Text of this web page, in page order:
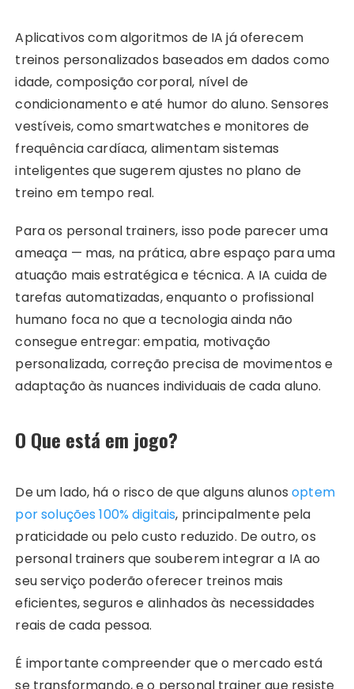
Aplicativos com algoritmos de IA já oferecem
treinos personalizados baseados em dados como
idade, composição corporal, nível de
condicionamento e até humor do aluno. Sensores
vestíveis, como smartwatches e monitores de
frequência cardíaca, alimentam sistemas
inteligentes que sugerem ajustes no plano de
treino em tempo real.
Para os personal trainers, isso pode parecer uma
ameaça — mas, na prática, abre espaço para uma
atuação mais estratégica e técnica. A IA cuida de
tarefas automatizadas, enquanto o profissional
humano foca no que a tecnologia ainda não
consegue entregar: empatia, motivação
personalizada, correção precisa de movimentos e
adaptação às nuances individuais de cada aluno.
O Que está em jogo?
De um lado, há o risco de que alguns alunos optem
por soluções 100% digitais, principalmente pela
praticidade ou pelo custo reduzido. De outro, os
personal trainers que souberem integrar a IA ao
seu serviço poderão oferecer treinos mais
eficientes, seguros e alinhados às necessidades
reais de cada pessoa.
É importante compreender que o mercado está
se transformando, e o personal trainer que resiste